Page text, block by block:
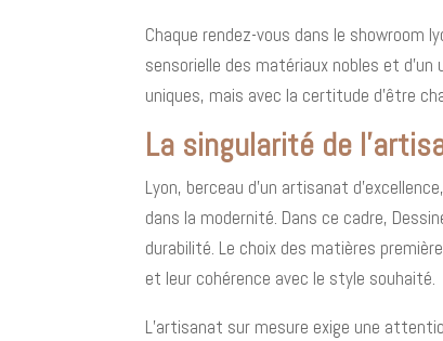
Chaque rendez-vous dans le showroom
sensorielle des matériaux nobles et
uniques, mais avec la certitude d’être
La singularité de
Lyon, berceau d’un artisanat
dans la modernité. Dans ce cadre,
durabilité. Le choix des matières
et leur cohérence avec le style souhaité.
L’artisanat sur mesure exige une